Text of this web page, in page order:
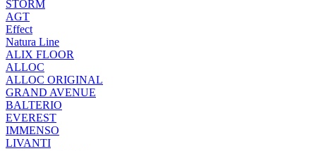
STORM
AGT
Effect
Natura Line
ALIX FLOOR
ALLOC
ALLOC ORIGINAL
GRAND AVENUE
BALTERIO
EVEREST
IMMENSO
LIVANTI